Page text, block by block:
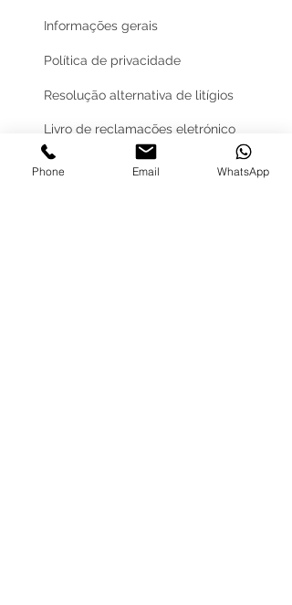
Informações gerais
Política de privacidade
Resolução alternativa de litígios
Livro de reclamações eletrónico
Phone Email WhatsApp